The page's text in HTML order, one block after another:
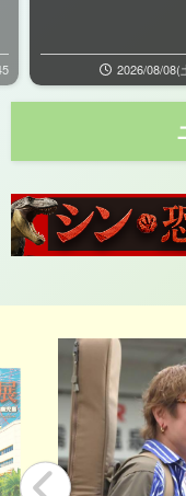
2026/08/08(